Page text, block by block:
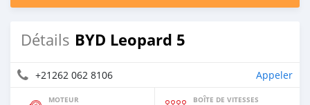
Détails BYD Leopard 5
+21262 062 8106 Appeler
MOTEUR BOÎTE DE VITESSES